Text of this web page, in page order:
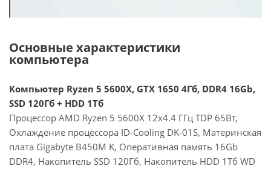
Основные характеристики
компьютера
Компьютер Ryzen 5 5600X, GTX 1650 4Гб, DDR4 16Gb,
SSD 120Гб + HDD 1Тб
Процессор AMD Ryzen 5 5600X 12x4.4 ГГц TDP 65Вт,
Охлаждение процессора ID-Cooling DK-01S, Материнская
плата Gigabyte B450M K, Оперативная память 16Gb
DDR4, Накопитель SSD 120Гб, Накопитель HDD 1Тб WD